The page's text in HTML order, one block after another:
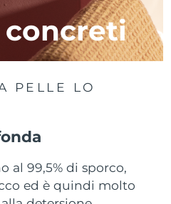
PELLE LO
al 99,5% di sporco,
ed è quindi molto
Consegna stimata11/08/2026
Consegna stimata
Consegna stimata10/08/2026
Consegna stimata